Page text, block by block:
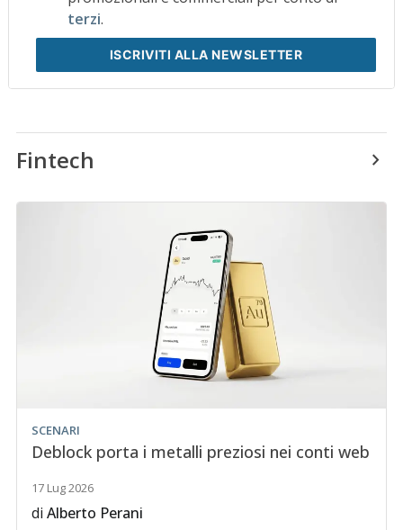
terzi.
ISCRIVITI ALLA NEWSLETTER
Fintech
SCENARI
Deblock porta i metalli preziosi nei conti web
17 Lug 2026
diAlberto Perani